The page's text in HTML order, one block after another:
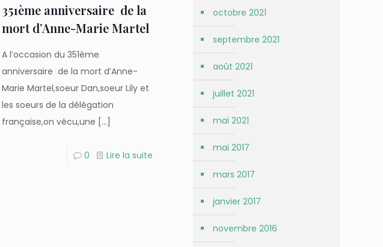
351ème anniversaire de la
mort d’Anne-Marie Martel
A l’occasion du 351ème
anniversaire de la mort d’Anne-
Marie Martel,soeur Dan,soeur Lily et
les soeurs de la délégation
française,on vécu,une […]
0 Lire la suite
octobre 2021
septembre 2021
août 2021
juillet 2021
mai 2021
mai 2017
mars 2017
janvier 2017
novembre 2016